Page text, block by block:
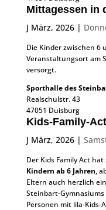
Mittagessen in
J März, 2026|
Die Kinder zwischen 6
Veranstaltungsort am
versorgt.
Sporthalle des
Realschulstr. 43
47051 Duisburg
Kids-Family-Act
J März, 2026|
Der Kids Family Act
Kindern ab 6 Jahren,
Eltern auch herzlich
Steinbart-
Personen mit lila-Kids-